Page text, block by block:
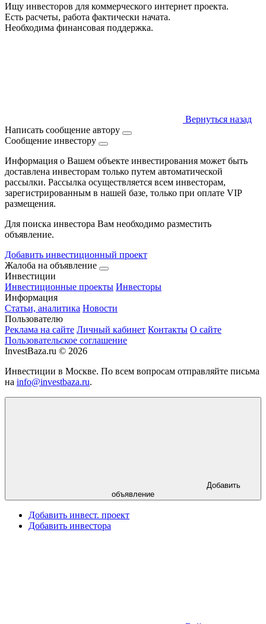
Ищу инвесторов для коммерческого интернет проекта.
Есть расчеты, работа фактически начата.
Необходима финансовая поддержка.
Вернуться назад
Написать сообщение автору
Сообщение инвестору
Информация о Вашем объекте инвестирования может быть
доставлена инвесторам только путем автоматической
рассылки. Рассылка осуществляется всем инвесторам,
зарегистрированным в нашей базе, только при оплате VIP
размещения.
Для поиска инвестора Вам необходимо разместить
объявление.
Добавить инвестиционный проект
Жалоба на объявление
Инвестиции
Инвестиционные проекты Инвесторы
Информация
Статьи, аналитика Новости
Пользователю
Реклама на сайте Личный кабинет Контакты О сайте
Пользовательское соглашение
InvestBaza.ru © 2026
Инвестиции в Москве. По всем вопросам отправляйте письма
на info@investbaza.ru.
Добавить
объявление
Добавить инвест. проект
Добавить инвестора